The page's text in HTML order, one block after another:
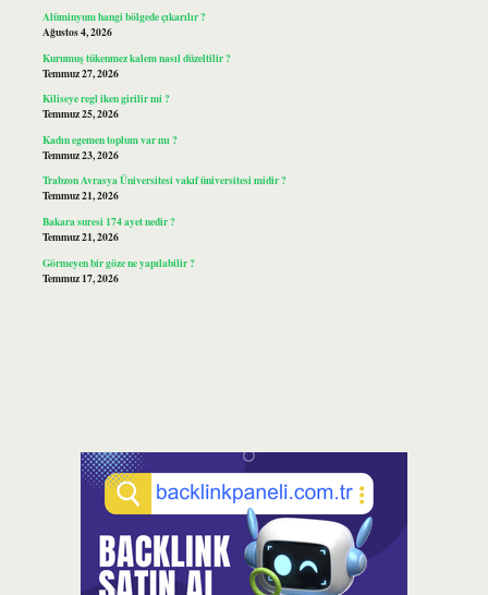
Alüminyum hangi bölgede çıkarılır ?
Ağustos 4, 2026
Kurumuş tükenmez kalem nasıl düzeltilir ?
Temmuz 27, 2026
Kiliseye regl iken girilir mi ?
Temmuz 25, 2026
Kadın egemen toplum var mı ?
Temmuz 23, 2026
Trabzon Avrasya Üniversitesi vakıf üniversitesi midir ?
Temmuz 21, 2026
Bakara suresi 174 ayet nedir ?
Temmuz 21, 2026
Görmeyen bir göze ne yapılabilir ?
Temmuz 17, 2026